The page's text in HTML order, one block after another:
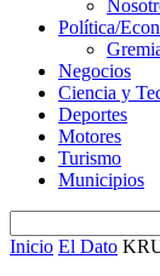
Política/
Negocios
Ciencia y
Deportes
Motores
Turismo
Municipios
Inicio El Dato